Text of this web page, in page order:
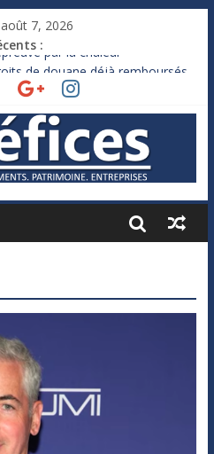
7, 2026
:
par la chaleur
de douane déjà remboursés
recule sur l’impôt
ne touche presque rien
l’étranger